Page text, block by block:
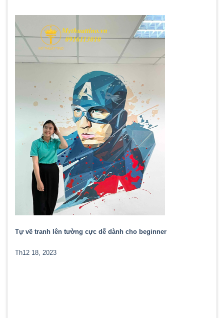
Tự vẽ tranh lên tường cực dễ dành cho beginner
Th12 18, 2023